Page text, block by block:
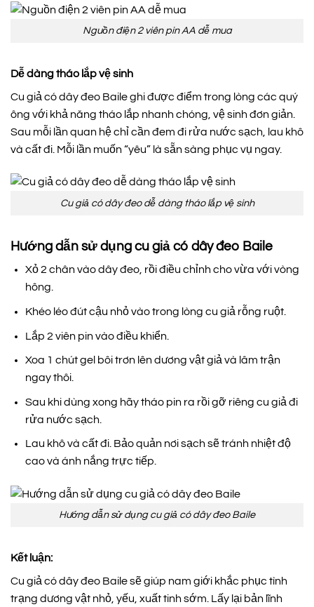
Nguồn điện 2 viên pin AA dễ mua
Dễ dàng tháo lắp vệ sinh
Cu giả có dây đeo Baile ghi được điểm trong lòng các quý
ông với khả năng tháo lắp nhanh chóng, vệ sinh đơn giản.
Sau mỗi lần quan hệ chỉ cần đem đi rửa nước sạch, lau khô
và cất đi. Mỗi lần muốn “yêu” là sẵn sàng phục vụ ngay.
Cu giả có dây đeo dễ dàng tháo lắp vệ sinh
Hướng dẫn sử dụng cu giả có dây đeo Baile
Xỏ 2 chân vào dây đeo, rồi điều chỉnh cho vừa với vòng
hông.
Khéo léo đút cậu nhỏ vào trong lòng cu giả rỗng ruột.
Lắp 2 viên pin vào điều khiển.
Xoa 1 chút gel bôi trơn lên dương vật giả và lâm trận
ngay thôi.
Sau khi dùng xong hãy tháo pin ra rồi gỡ riêng cu giả đi
rửa nước sạch.
Lau khô và cất đi. Bảo quản nơi sạch sẽ tránh nhiệt độ
cao và ánh nắng trực tiếp.
Hướng dẫn sử dụng cu giả có dây đeo Baile
Kết luận:
Cu giả có dây đeo Baile sẽ giúp nam giới khắc phục tình
trạng dương vật nhỏ, yếu, xuất tinh sớm. Lấy lại bản lĩnh